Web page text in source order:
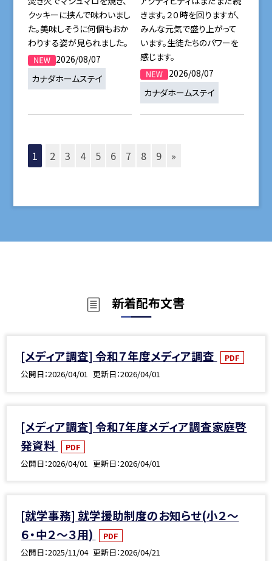
クッキーに挟んで味わいまし
た。美味しそうに何個もおか
わりする姿が見られました。
2026/08/07
カナダホームステイ
きます。２０時を回りますが、
みんな元気で盛り上がって
います。生徒たちのパワーを
感じます。
2026/08/07
カナダホームステイ
1 2 3 4 5 6 7 8 9 »
新着配布文書
[メディア調査] 令和７年度メディア調査
PDF
公開日 2026/04/01 更新日 2026/04/01
[メディア調査] 令和7年度メディア調査家庭啓
発資料
PDF
公開日 2026/04/01 更新日 2026/04/01
[就学事務] 就学援助制度のお知らせ(小２～
６・中２～３用)
PDF
公開日 2025/11/04 更新日 2026/04/21